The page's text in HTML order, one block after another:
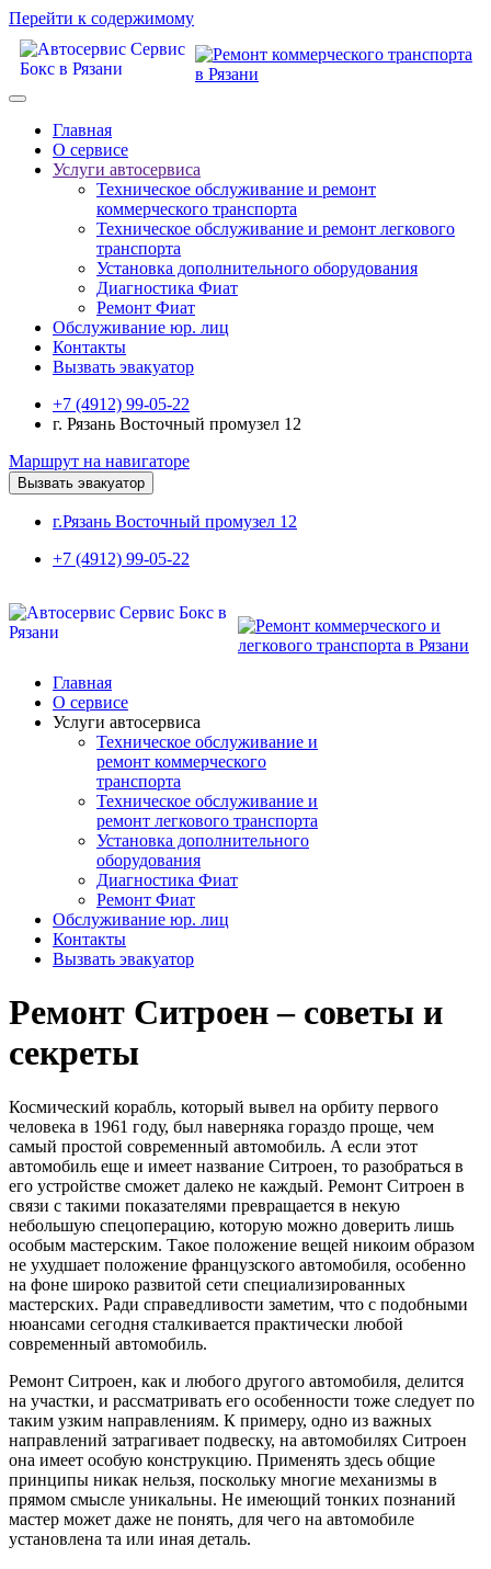
Перейти к содержимому
Главная
О сервисе
Услуги автосервиса
Техническое обcлуживание и ремонт
коммерческого транспорта
Техническое обcлуживание и ремонт легкового
транспорта
Установка дополнительного оборудования
Диагностика Фиат
Ремонт Фиат
Обслуживание юр. лиц
Контакты
Вызвать эвакуатор
+7 (4912) 99-05-22
г. Рязань Восточный промузел 12
Маршрут на навигаторе
Вызвать эвакуатор
г.Рязань Восточный промузел 12
+7 (4912) 99-05-22
Главная
О сервисе
Услуги автосервиса
Техническое обcлуживание и
ремонт коммерческого
транспорта
Техническое обcлуживание и
ремонт легкового транспорта
Установка дополнительного
оборудования
Диагностика Фиат
Ремонт Фиат
Обслуживание юр. лиц
Контакты
Вызвать эвакуатор
Ремонт Ситроен – советы и
секреты
Космический корабль, который вывел на орбиту первого
человека в 1961 году, был наверняка гораздо проще, чем
самый простой современный автомобиль. А если этот
автомобиль еще и имеет название Ситроен, то разобраться в
его устройстве сможет далеко не каждый. Ремонт Ситроен в
связи с такими показателями превращается в некую
небольшую спецоперацию, которую можно доверить лишь
особым мастерским. Такое положение вещей никоим образом
не ухудшает положение французского автомобиля, особенно
на фоне широко развитой сети специализированных
мастерских. Ради справедливости заметим, что с подобными
нюансами сегодня сталкивается практически любой
современный автомобиль.
Ремонт Ситроен, как и любого другого автомобиля, делится
на участки, и рассматривать его особенности тоже следует по
таким узким направлениям. К примеру, одно из важных
направлений затрагивает подвеску, на автомобилях Ситроен
она имеет особую конструкцию. Применять здесь общие
принципы никак нельзя, поскольку многие механизмы в
прямом смысле уникальны. Не имеющий тонких познаний
мастер может даже не понять, для чего на автомобиле
установлена та или иная деталь.